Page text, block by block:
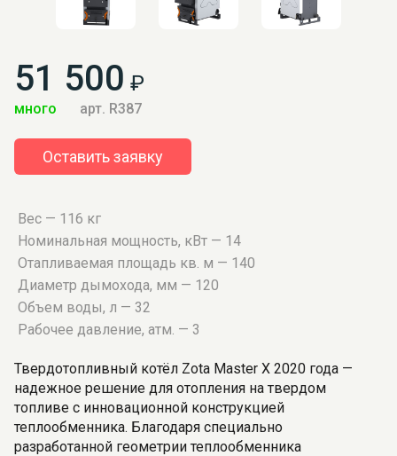
51 500 ₽
много арт. R387
Оставить заявку
Вес — 116 кг
Номинальная мощность, кВт — 14
Отапливаемая площадь кв. м — 140
Диаметр дымохода, мм — 120
Объем воды, л — 32
Рабочее давление, атм. — 3
Твердотопливный котёл Zota Master X 2020 года —
надежное решение для отопления на твердом
топливе с инновационной конструкцией
теплообменника. Благодаря специально
разработанной геометрии теплообменника